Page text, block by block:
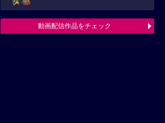
動画配信作品をチェック